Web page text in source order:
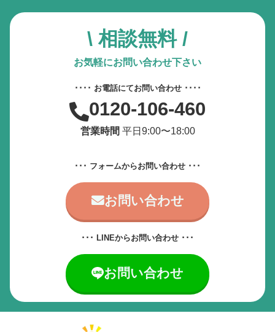
\ 相談無料 /
お気軽にお問い合わせ下さい
････ お電話にてお問い合わせ ････
0120-106-460
営業時間 平日9:00〜18:00
･･･ フォームからお問い合わせ ･･･
お問い合わせ
･･･ LINEからお問い合わせ ･･･
お問い合わせ
アニメーションを停止
動画やアニメーションを一時停止
サービス提供会社